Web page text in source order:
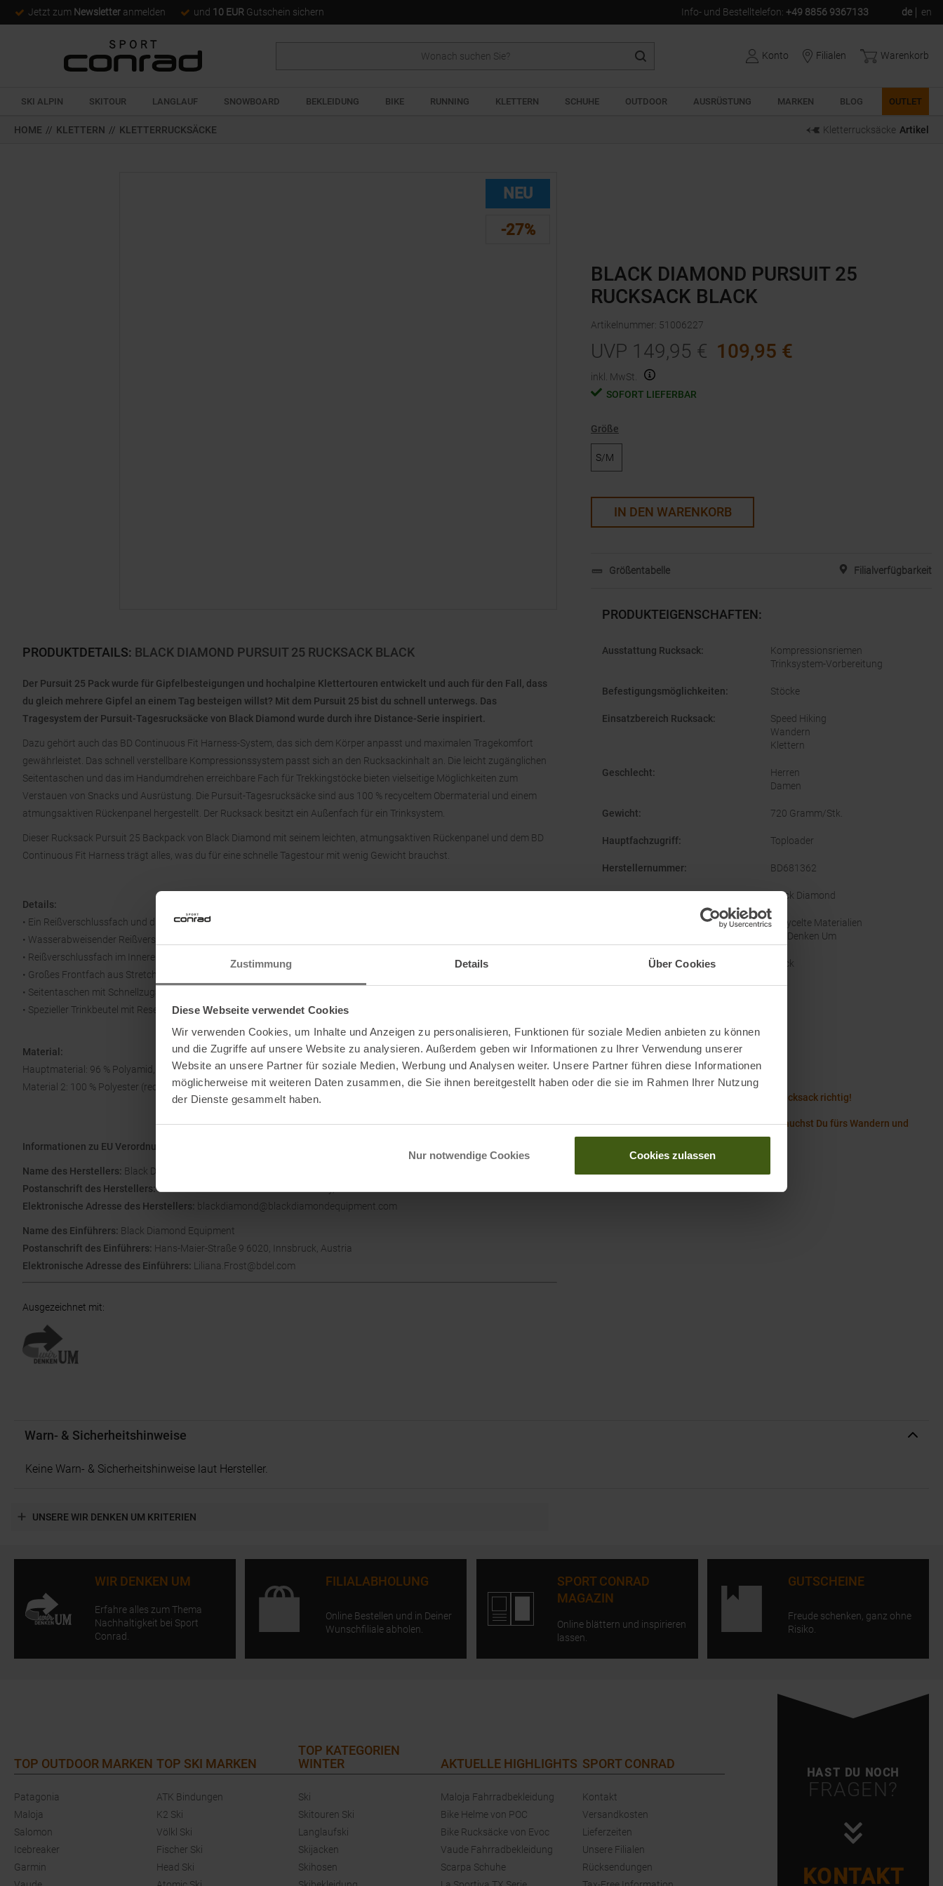
Zustimmung Details Über Cookies
Diese Webseite verwendet Cookies
Wir verwenden Cookies, um Inhalte und Anzeigen zu personalisieren, Funktionen für soziale Medien anbieten zu können
und die Zugriffe auf unsere Website zu analysieren. Außerdem geben wir Informationen zu Ihrer Verwendung unserer
Website an unsere Partner für soziale Medien, Werbung und Analysen weiter. Unsere Partner führen diese Informationen
möglicherweise mit weiteren Daten zusammen, die Sie ihnen bereitgestellt haben oder die sie im Rahmen Ihrer Nutzung
der Dienste gesammelt haben.
Nur notwendige Cookies Cookies zulassen
Jetzt zum Newsletter anmelden und 10 EUR Gutschein sichern Info- und Bestelltelefon: +49 8856 9367133 de en
Konto Filialen Warenkorb
SKI ALPIN SKITOUR LANGLAUF SNOWBOARD BEKLEIDUNG BIKE RUNNING KLETTERN SCHUHE OUTDOOR AUSRÜSTUNG MARKEN BLOG OUTLET
HOME // KLETTERN // KLETTERRUCKSÄCKE Kletterrucksäcke Artikel
NEU
-27%
PRODUKTDETAILS: BLACK DIAMOND PURSUIT 25 RUCKSACK BLACK
Der Pursuit 25 Pack wurde für Gipfelbesteigungen und hochalpine Klettertouren entwickelt und auch für den Fall, dass
du gleich mehrere Gipfel an einem Tag besteigen willst? Mit dem Pursuit 25 bist du schnell unterwegs. Das
Tragesystem der Pursuit-Tagesrucksäcke von Black Diamond wurde durch ihre Distance-Serie inspiriert.
Dazu gehört auch das BD Continuous Fit Harness-System, das sich dem Körper anpasst und maximalen Tragekomfort
gewährleistet. Das schnell verstellbare Kompressionssystem passt sich an den Rucksackinhalt an. Die leicht zugänglichen
Seitentaschen und das im Handumdrehen erreichbare Fach für Trekkingstöcke bieten vielseitige Möglichkeiten zum
Verstauen von Snacks und Ausrüstung. Die Pursuit-Tagesrucksäcke sind aus 100 % recyceltem Obermaterial und einem
atmungsaktiven Rückenpanel hergestellt. Der Rucksack besitzt ein Außenfach für ein Trinksystem.
Dieser Rucksack Pursuit 25 Backpack von Black Diamond mit seinem leichten, atmungsaktiven Rückenpanel und dem BD
Continuous Fit Harness trägt alles, was du für eine schnelle Tagestour mit wenig Gewicht brauchst.
Details:
• Ein Reißverschlussfach und drei elastische Fächer im Schulterbereich
• Wasserabweisender Reißverschluss am Hauptfach
• Reißverschlussfach im Inneren mit Schlüsselclip
• Großes Frontfach aus Stretchgewebe
• Seitentaschen mit Schnellzugang
• Spezieller Trinkbeutel mit Reservoir-Clip (Reservoir nicht enthalten)
Material:
Hauptmaterial: 96 % Polyamid, 4 % Polyester (recycelt)
Material 2: 100 % Polyester (recycelt)
Informationen zu EU Verordnung GPSR
Name des Herstellers: Black Diamond Equipment
Postanschrift des Herstellers:Ltd. 2084 East 3900 South Salt Lake City, UT 84124
Elektronische Adresse des Herstellers: blackdiamond@blackdiamondequipment.com
Name des Einführers: Black Diamond Equipment
Postanschrift des Einführers: Hans-Maier-Straße 9 6020, Innsbruck, Austria
Elektronische Adresse des Einführers: Liliana.Frost@bdel.com
Ausgezeichnet mit:
BLACK DIAMOND PURSUIT 25
RUCKSACK BLACK
Artikelnummer: 51006227
UVP 149,95 € 109,95 €
inkl. MwSt.
SOFORT LIEFERBAR
Größe
S/M
IN DEN WARENKORB
Größentabelle Filialverfügbarkeit
PRODUKTEIGENSCHAFTEN:
Ausstattung Rucksack:
Kompressionsriemen
Trinksystem-Vorbereitung
Befestigungsmöglichkeiten: Stöcke
Einsatzbereich Rucksack:
Speed Hiking
Wandern
Klettern
Geschlecht:
Herren
Damen
Gewicht: 720 Gramm/Stk.
Hauptfachzugriff: Toploader
Herstellernummer: BD681362
Black Diamond
Recycelte Materialien
Wir Denken Um
Original Farbbezeichnung Black
Black Diamond Größentabelle Rucksäcke
Rucksack Guide – So packst Du Deinen Rucksack richtig!
Hike with the Right: Welche Essentials brauchst Du fürs Wandern und
Warn- & Sicherheitshinweise
Keine Warn- & Sicherheitshinweise laut Hersteller.
UNSERE WIR DENKEN UM KRITERIEN
WIR DENKEN UM
Erfahre alles zum Thema
Nachhaltigkeit bei Sport
Conrad.
FILIALABHOLUNG
Online Bestellen und in Deiner
Wunschfiliale abholen.
SPORT CONRAD
MAGAZIN
Online blättern und inspirieren
lassen.
GUTSCHEINE
Freude schenken, ganz ohne
Risiko.
HAST DU NOCH
FRAGEN?
KONTAKT
TOP OUTDOOR MARKEN
Patagonia
Maloja
Salomon
Icebreaker
Garmin
TOP SKI MARKEN
ATK Bindungen
K2 Ski
Völkl Ski
Fischer Ski
Head Ski
TOP KATEGORIEN
WINTER
Ski
Skitouren Ski
Langlaufski
Skijacken
Skihosen
AKTUELLE HIGHLIGHTS
Maloja Fahrradbekleidung
Bike Helme von POC
Bike Rucksäcke von Evoc
Vaude Fahrradbekleidung
Scarpa Schuhe
SPORT CONRAD
Kontakt
Versandkosten
Lieferzeiten
Unsere Filialen
Rücksendungen